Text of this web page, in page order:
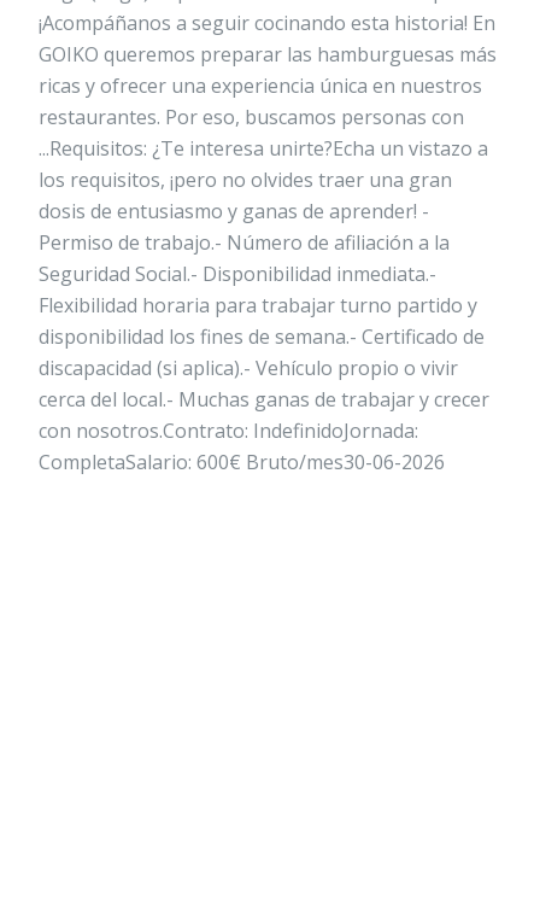
¡Acompáñanos a seguir cocinando esta historia! En
GOIKO queremos preparar las hamburguesas más
ricas y ofrecer una experiencia única en nuestros
restaurantes. Por eso, buscamos personas con
...Requisitos: ¿Te interesa unirte?Echa un vistazo a
los requisitos, ¡pero no olvides traer una gran
dosis de entusiasmo y ganas de aprender! -
Permiso de trabajo.- Número de afiliación a la
Seguridad Social.- Disponibilidad inmediata.-
Flexibilidad horaria para trabajar turno partido y
disponibilidad los fines de semana.- Certificado de
discapacidad (si aplica).- Vehículo propio o vivir
cerca del local.- Muchas ganas de trabajar y crecer
con nosotros.Contrato: IndefinidoJornada:
CompletaSalario: 600€ Bruto/mes30-06-2026